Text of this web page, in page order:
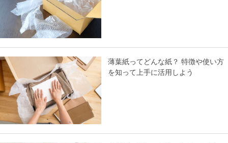
薄葉紙ってどんな紙？ 特徴や使い方
を知って上手に活用しよう